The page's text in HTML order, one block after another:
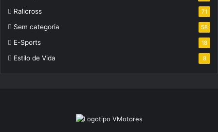
Ralicross 71
Sem categoria 58
E-Sports 18
Estilo de Vida 8